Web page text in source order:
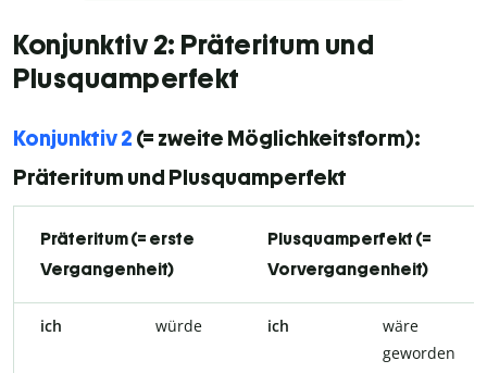
Konjunktiv 2: Präteritum und
Plusquamperfekt
Konjunktiv 2 (= zweite Möglichkeitsform):
Präteritum und Plusquamperfekt
Präteritum (= erste
Vergangenheit)
Plusquamperfekt (=
Vorvergangenheit)
ich würde ich
wäre
geworden